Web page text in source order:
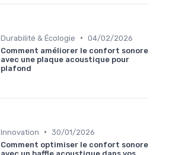
Durabilité & Écologie • 04/02/2026
Comment améliorer le confort sonore
avec une plaque acoustique pour
plafond
Innovation • 30/01/2026
Comment optimiser le confort sonore